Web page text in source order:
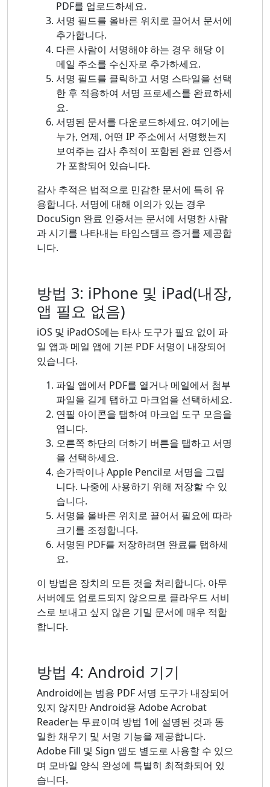
PDF를 업로드하세요.
서명 필드를 올바른 위치로 끌어서 문서에
추가합니다.
다른 사람이 서명해야 하는 경우 해당 이
메일 주소를 수신자로 추가하세요.
서명 필드를 클릭하고 서명 스타일을 선택
한 후 적용하여 서명 프로세스를 완료하세
요.
서명된 문서를 다운로드하세요. 여기에는
누가, 언제, 어떤 IP 주소에서 서명했는지
보여주는 감사 추적이 포함된 완료 인증서
가 포함되어 있습니다.
감사 추적은 법적으로 민감한 문서에 특히 유
용합니다. 서명에 대해 이의가 있는 경우
DocuSign 완료 인증서는 문서에 서명한 사람
과 시기를 나타내는 타임스탬프 증거를 제공합
니다.
방법 3: iPhone 및 iPad(내장,
앱 필요 없음)
iOS 및 iPadOS에는 타사 도구가 필요 없이 파
일 앱과 메일 앱에 기본 PDF 서명이 내장되어
있습니다.
파일 앱에서 PDF를 열거나 메일에서 첨부
파일을 길게 탭하고 마크업을 선택하세요.
연필 아이콘을 탭하여 마크업 도구 모음을
엽니다.
오른쪽 하단의 더하기 버튼을 탭하고 서명
을 선택하세요.
손가락이나 Apple Pencil로 서명을 그립
니다. 나중에 사용하기 위해 저장할 수 있
습니다.
서명을 올바른 위치로 끌어서 필요에 따라
크기를 조정합니다.
서명된 PDF를 저장하려면 완료를 탭하세
요.
이 방법은 장치의 모든 것을 처리합니다. 아무
서버에도 업로드되지 않으므로 클라우드 서비
스로 보내고 싶지 않은 기밀 문서에 매우 적합
합니다.
방법 4: Android 기기
Android에는 범용 PDF 서명 도구가 내장되어
있지 않지만 Android용 Adobe Acrobat
Reader는 무료이며 방법 1에 설명된 것과 동
일한 채우기 및 서명 기능을 제공합니다.
Adobe Fill 및 Sign 앱도 별도로 사용할 수 있으
며 모바일 양식 완성에 특별히 최적화되어 있
습니다.